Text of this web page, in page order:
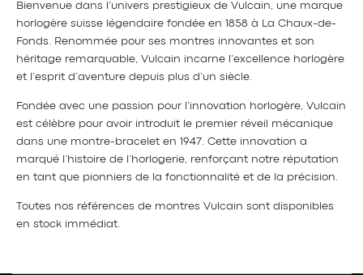
Bienvenue dans l’univers prestigieux de Vulcain, une marque
horlogère suisse légendaire fondée en 1858 à La Chaux-de-
Fonds. Renommée pour ses montres innovantes et son
héritage remarquable, Vulcain incarne l’excellence horlogère
et l’esprit d’aventure depuis plus d’un siècle.
Fondée avec une passion pour l’innovation horlogère, Vulcain
est célèbre pour avoir introduit le premier réveil mécanique
dans une montre-bracelet en 1947. Cette innovation a
marqué l’histoire de l’horlogerie, renforçant notre réputation
en tant que pionniers de la fonctionnalité et de la précision.
Toutes nos références de montres Vulcain sont disponibles
en stock immédiat.